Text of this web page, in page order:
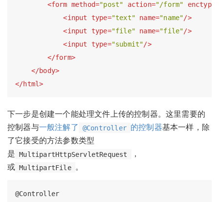
<form method="post" action="/form" enctype
<input type="text" name="name"/>
<input type="file" name="file"/>
<input type="submit"/>
</form>
</body>
</html>
下一步是创建一个能处理文件上传的控制器。这里需要的
控制器与一般注解了 @Controller 的控制器基本一样，除
了它接受的方法参数类型
是 MultipartHttpServletRequest
，
或 MultipartFile 。
@Controller